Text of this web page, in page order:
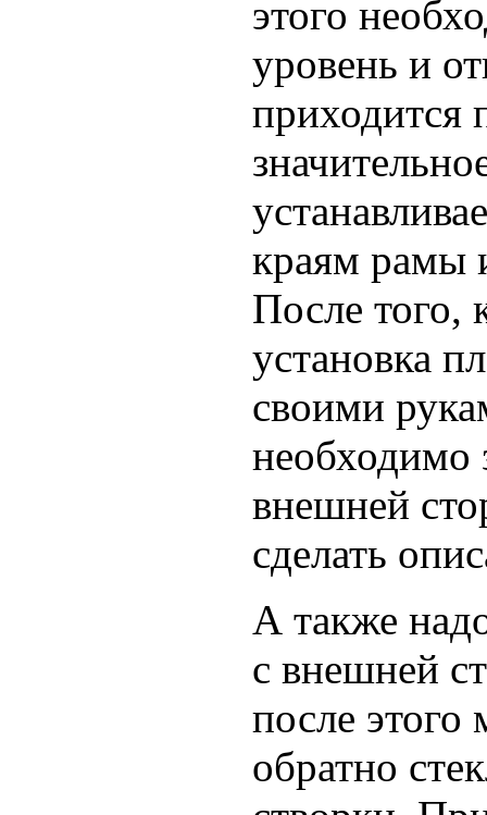
этого
уровень и
приходится
краям рамы
После того,
установка
своими
необходимо
внешней
сделать
А также
с внешней
после этого
обратно